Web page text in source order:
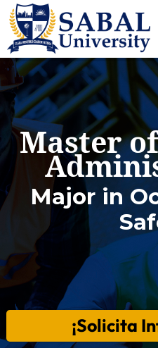
Master
Major in
¡Solicita